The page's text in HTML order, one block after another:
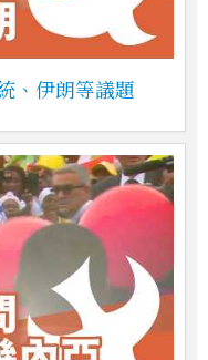
、伊朗等議題